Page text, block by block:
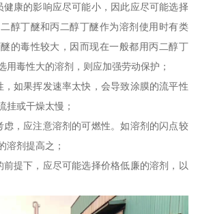
康的影响应尽可能小，因此应尽可能选择
醇丁醚和丙二醇丁醚作为溶剂使用时有类
的毒性较大，因而现在一般都用丙二醇丁
用毒性大的溶剂，则应加强劳动保护；
如果挥发速率太快，会导致涂膜的流平性
挂或干燥太慢；
虑，应注意溶剂的可燃性。如溶剂的闪点较
溶剂提高之；
提下，应尽可能选择价格低廉的溶剂，以